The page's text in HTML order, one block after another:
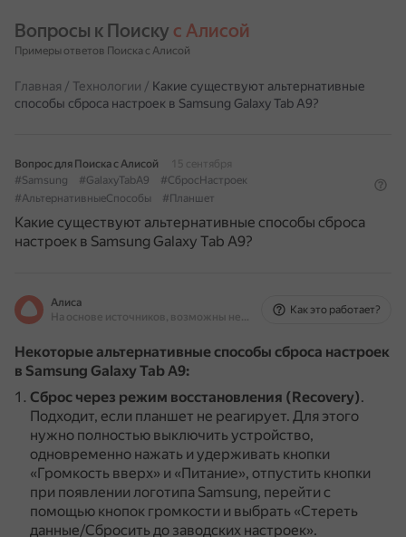
Вопросы к Поиску с Алисой
Примеры ответов Поиска с Алисой
Главная / Технологии / Какие существуют альтернативные
способы сброса настроек в Samsung Galaxy Tab A9?
Вопрос для Поиска с Алисой
15 сентября
#Samsung
#GalaxyTabA9
#СбросНастроек
#АльтернативныеСпособы
#Планшет
Какие существуют альтернативные способы сброса
настроек в Samsung Galaxy Tab A9?
Алиса
На основе источников, возможны неточности
Как это работает?
Некоторые альтернативные способы сброса настроек
в Samsung Galaxy Tab A9:
Сброс через режим восстановления (Recovery).
Подходит, если планшет не реагирует. Для этого
нужно полностью выключить устройство,
одновременно нажать и удерживать кнопки
«Громкость вверх» и «Питание», отпустить кнопки
при появлении логотипа Samsung, перейти с
помощью кнопок громкости и выбрать «Стереть
данные/Сбросить до заводских настроек».